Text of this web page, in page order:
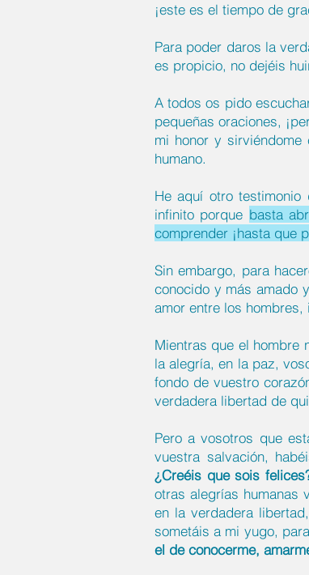
¡este es el tiempo de
Para poder daros la
es propicio, no dejéis
A todos os pido
pequeñas oraciones,
mi honor y
humano.
He aquí otro
infinito porque basta
comprender ¡hasta que
Sin embargo, para
conocido y más amado
amor entre los
Mientras que el hombre
la alegría, en la paz,
fondo de vuestro
verdadera libertad de
Pero a vosotros que
vuestra salvación,
¿Creéis que sois
otras alegrías humanas
en la verdadera
sometáis a mi yugo,
el de conocerme,